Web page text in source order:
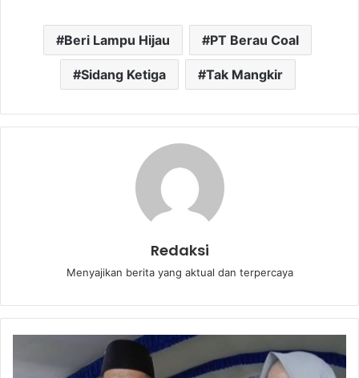
Beri Lampu Hijau PT Berau Coal
Sidang Ketiga Tak Mangkir
Redaksi
Menyajikan berita yang aktual dan terpercaya